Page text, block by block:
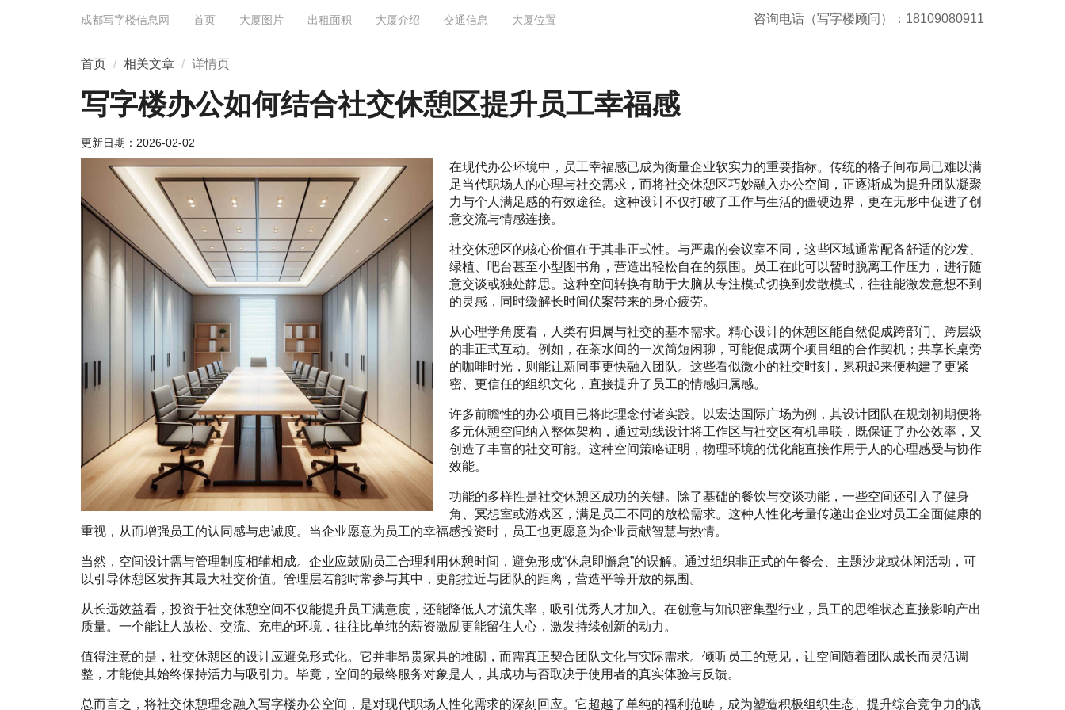
成都写字楼信息网 首页 大厦图片 出租面积 大厦介绍 交通信息 大厦位置 咨询电话（写字楼顾问）：18109080911
首页 相关文章 详情页
写字楼办公如何结合社交休憩区提升员工幸福感
更新日期： 2026-02-02
在现代办公环境中，员工幸福感已成为衡量企业软实力的重要指标。传统的格子间布局已难以满
足当代职场人的心理与社交需求，而将社交休憩区巧妙融入办公空间，正逐渐成为提升团队凝聚
力与个人满足感的有效途径。这种设计不仅打破了工作与生活的僵硬边界，更在无形中促进了创
意交流与情感连接。
社交休憩区的核心价值在于其非正式性。与严肃的会议室不同，这些区域通常配备舒适的沙发、
绿植、吧台甚至小型图书角，营造出轻松自在的氛围。员工在此可以暂时脱离工作压力，进行随
意交谈或独处静思。这种空间转换有助于大脑从专注模式切换到发散模式，往往能激发意想不到
的灵感，同时缓解长时间伏案带来的身心疲劳。
从心理学角度看，人类有归属与社交的基本需求。精心设计的休憩区能自然促成跨部门、跨层级
的非正式互动。例如，在茶水间的一次简短闲聊，可能促成两个项目组的合作契机；共享长桌旁
的咖啡时光，则能让新同事更快融入团队。这些看似微小的社交时刻，累积起来便构建了更紧
密、更信任的组织文化，直接提升了员工的情感归属感。
许多前瞻性的办公项目已将此理念付诸实践。以宏达国际广场为例，其设计团队在规划初期便将
多元休憩空间纳入整体架构，通过动线设计将工作区与社交区有机串联，既保证了办公效率，又
创造了丰富的社交可能。这种空间策略证明，物理环境的优化能直接作用于人的心理感受与协作
效能。
功能的多样性是社交休憩区成功的关键。除了基础的餐饮与交谈功能，一些空间还引入了健身
角、冥想室或游戏区，满足员工不同的放松需求。这种人性化考量传递出企业对员工全面健康的
重视，从而增强员工的认同感与忠诚度。当企业愿意为员工的幸福感投资时，员工也更愿意为企业贡献智慧与热情。
当然，空间设计需与管理制度相辅相成。企业应鼓励员工合理利用休憩时间，避免形成“休息即懈怠”的误解。通过组织非正式的午餐会、主题沙龙或休闲活动，可
以引导休憩区发挥其最大社交价值。管理层若能时常参与其中，更能拉近与团队的距离，营造平等开放的氛围。
从长远效益看，投资于社交休憩空间不仅能提升员工满意度，还能降低人才流失率，吸引优秀人才加入。在创意与知识密集型行业，员工的思维状态直接影响产出
质量。一个能让人放松、交流、充电的环境，往往比单纯的薪资激励更能留住人心，激发持续创新的动力。
值得注意的是，社交休憩区的设计应避免形式化。它并非昂贵家具的堆砌，而需真正契合团队文化与实际需求。倾听员工的意见，让空间随着团队成长而灵活调
整，才能使其始终保持活力与吸引力。毕竟，空间的最终服务对象是人，其成功与否取决于使用者的真实体验与反馈。
总而言之，将社交休憩理念融入写字楼办公空间，是对现代职场人性化需求的深刻回应。它超越了单纯的福利范畴，成为塑造积极组织生态、提升综合竞争力的战